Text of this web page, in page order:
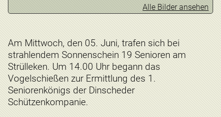
Alle Bilder ansehen
Am Mittwoch, den 05. Juni, trafen sich bei
strahlendem Sonnenschein 19 Senioren am
Strülleken. Um 14.00 Uhr begann das
Vogelschießen zur Ermittlung des 1.
Seniorenkönigs der Dinscheder
Schützenkompanie.